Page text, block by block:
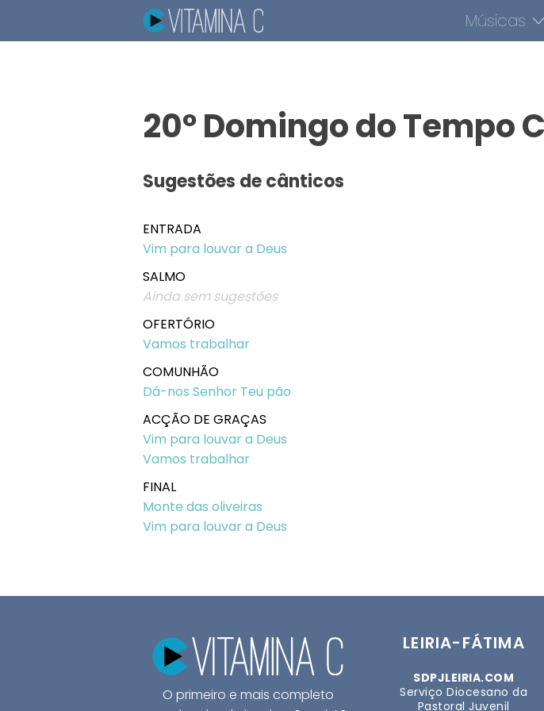
Músicas
20º Domingo do Tempo
Sugestões de cânticos
ENTRADA
Vim para louvar a Deus
SALMO
Ainda sem sugestões
OFERTÓRIO
Vamos trabalhar
COMUNHÃO
Dá-nos Senhor Teu pão
ACÇÃO DE GRAÇAS
Vim para louvar a Deus
Vamos trabalhar
FINAL
Monte das oliveiras
Vim para louvar a Deus
O primeiro e mais completo
LEIRIA-FÁTIMA
SDPJLEIRIA.COM
Serviço Diocesano da
Pastoral Juvenil